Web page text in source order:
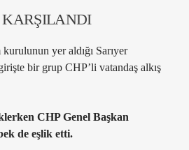
yer aldığı Sarıyer
bir grup CHP’li vatandaş alkış
CHP Genel Başkan
de eşlik etti.